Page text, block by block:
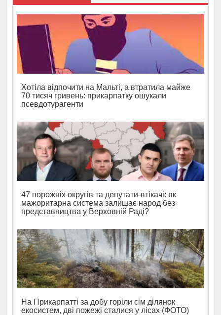
Хотіла відпочити на Мальті, а втратила майже
70 тисяч гривень: прикарпатку ошукали
псевдотурагенти
47 порожніх округів та депутати-втікачі: як
мажоритарна система залишає народ без
представництва у Верховній Раді?
На Прикарпатті за добу горіли сім ділянок
екосистем, дві пожежі сталися у лісах (ФОТО)